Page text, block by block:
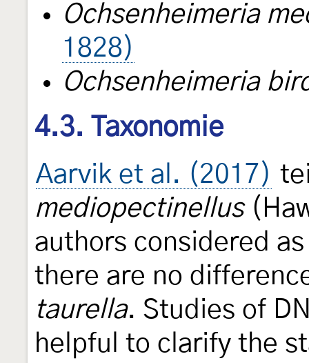
Ochsenheimeria
1828)
Ochsenheimeria
4.3. Taxonomie
Aarvik et al. (2017)
mediopectinellus
authors considered
there are no
taurella. Studies of
helpful to clarify the